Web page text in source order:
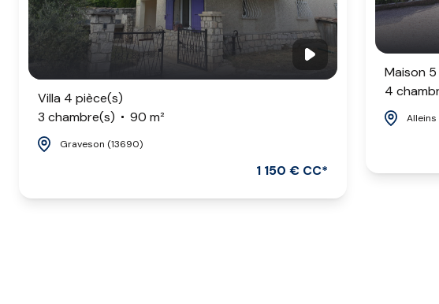
Villa 4 pièce(s)
3 chambre(s)
90 m²
Graveson (13690)
1 150 € CC*
Maison
4